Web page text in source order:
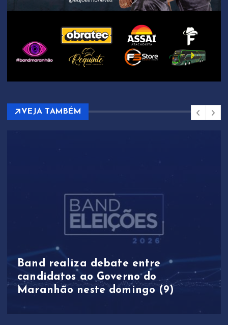
VEJA TAMBÉM
Band realiza debate entre
candidatos ao Governo do
Maranhão neste domingo (9)